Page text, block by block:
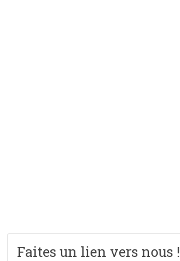
Faites un lien vers nous !